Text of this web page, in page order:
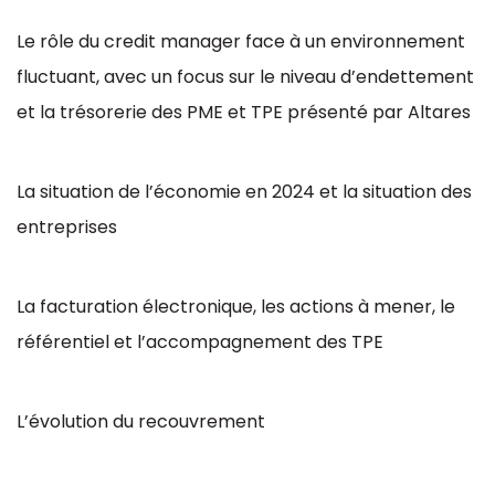
Le rôle du credit manager face à un environnement
fluctuant, avec un focus sur le niveau d’endettement
et la trésorerie des PME et TPE présenté par Altares
La situation de l’économie en 2024 et la situation des
entreprises
La facturation électronique, les actions à mener, le
référentiel et l’accompagnement des TPE
L’évolution du recouvrement